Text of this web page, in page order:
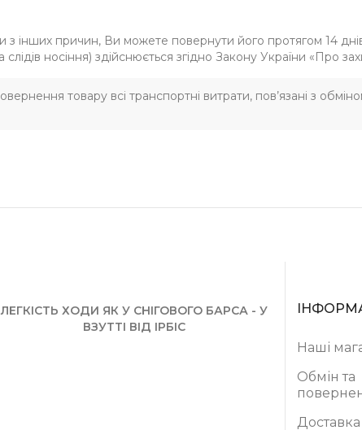
з інших причин, Ви можете повернути його протягом 14
носіння) здійснюється згідно Закону України «Про
товару всі транспортні витрати, пов’язані з
ЛЕГКІСТЬ ХОДИ ЯК У СНІГОВОГО БАРСА - У
ВЗУТТІ ВІД ІРБІС
Наші
Обмін та
Доставка